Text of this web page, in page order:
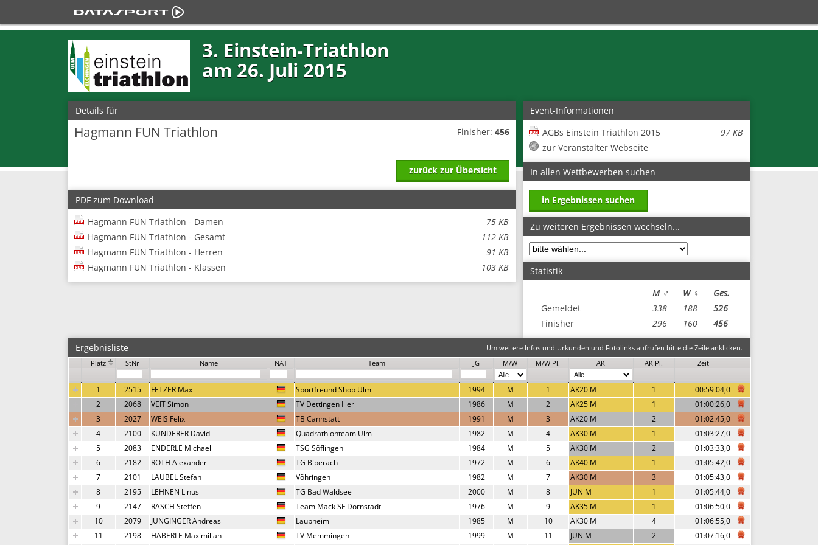
3. Einstein-Triathlon
am 26. Juli 2015
Details für
Hagmann FUN Triathlon Finisher: 456
zurück zur Übersicht
PDF zum Download
Hagmann FUN Triathlon - Damen
75 KB
Hagmann FUN Triathlon - Gesamt
112 KB
Hagmann FUN Triathlon - Herren
91 KB
Hagmann FUN Triathlon - Klassen
103 KB
Event-Informationen
AGBs Einstein Triathlon 2015
97 KB
zur Veranstalter Webseite
In allen Wettbewerben suchen
in Ergebnissen suchen
Zu weiteren Ergebnissen wechseln...
Statistik
Ges.
W ♀
M ♂
Gemeldet
526
188
338
Finisher
456
160
296
Ergebnisliste
Um weitere Infos und Urkunden und Fotolinks aufrufen bitte die Zeile anklicken.
Platz
StNr Name NAT Team JG M/W M/W Pl. AK AK Pl. Zeit
1 2515 FETZER Max Sportfreund Shop Ulm 1994 M 1 AK20 M 1
00:59:04,0
2
2068 VEIT Simon TV Dettingen Iller 1986 M 2 AK25 M 1
01:00:26,0
3
2027 WEIS Felix TB Cannstatt 1991 M 3 AK20 M 2
01:02:45,0
4
2100 KUNDERER David Quadrathlonteam Ulm 1982 M 4 AK30 M 1
01:03:27,0
5
2083 ENDERLE Michael TSG Söflingen 1984 M 5 AK30 M 2
01:03:33,0
6
2182 ROTH Alexander TG Biberach 1972 M 6 AK40 M 1
01:05:42,0
7
2101 LAUBEL Stefan Vöhringen 1982 M 7 AK30 M 3
01:05:43,0
8
2195 LEHNEN Linus TG Bad Waldsee 2000 M 8 JUN M 1
01:05:44,0
9
2147 RASCH Steffen Team Mack SF Dornstadt 1976 M 9 AK35 M 1
01:06:50,0
10
2079 JUNGINGER Andreas Laupheim 1985 M 10 AK30 M 4
01:06:55,0
11
2198 HÄBERLE Maximilian TV Memmingen 1999 M 11 JUN M 2 01:07:16,0